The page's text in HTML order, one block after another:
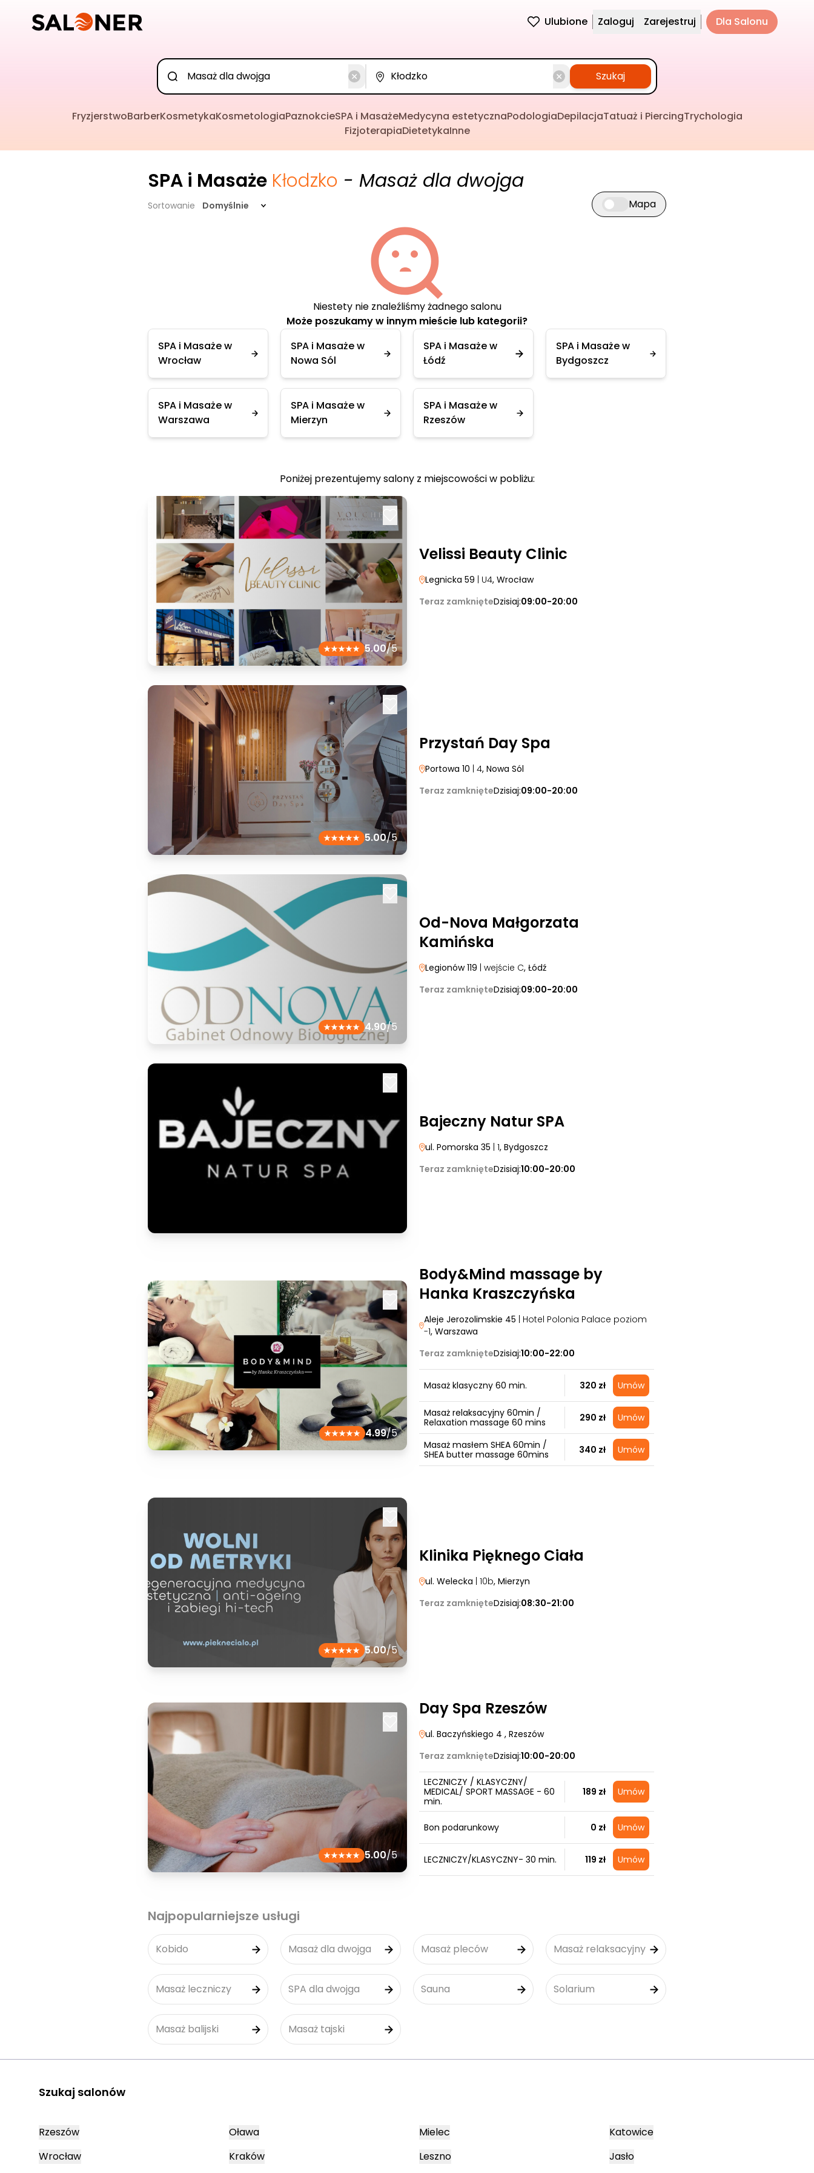
Ulubione Zaloguj Zarejestruj Dla Salonu
Szukaj
FryzjerstwoBarberKosmetykaKosmetologiaPaznokcieSPA i MasażeMedycyna estetycznaPodologiaDepilacjaTatuaż i PiercingTrychologia
FizjoterapiaDietetykaInne
SPA i Masaże Kłodzko - Masaż dla dwojga
Sortowanie Domyślnie Przełącz widok mapy
Mapa
Niestety nie znaleźliśmy żadnego salonu
Może poszukamy w innym mieście lub kategorii?
SPA i Masaże w
Wrocław
SPA i Masaże w
Nowa Sól
SPA i Masaże w
Łódź
SPA i Masaże w
Bydgoszcz
SPA i Masaże w
Warszawa
SPA i Masaże w
Mierzyn
SPA i Masaże w
Rzeszów
Poniżej prezentujemy salony z miejscowości w pobliżu:
5.00/5
Velissi Beauty Clinic
Legnicka 59 | U4, Wrocław
Teraz zamknięteDzisiaj:09:00-20:00
5.00/5
Przystań Day Spa
Portowa 10 | 4, Nowa Sól
Teraz zamknięteDzisiaj:09:00-20:00
4.90/5
Od-Nova Małgorzata
Kamińska
Legionów 119 | wejście C, Łódź
Teraz zamknięteDzisiaj:09:00-20:00
Bajeczny Natur SPA
ul. Pomorska 35 | 1, Bydgoszcz
Teraz zamknięteDzisiaj:10:00-20:00
4.99/5
Body&Mind massage by
Hanka Kraszczyńska
Aleje Jerozolimskie 45 | Hotel Polonia Palace poziom
-1, Warszawa
Teraz zamknięteDzisiaj:10:00-22:00
Masaż klasyczny 60 min. 320 zł Umów
Masaż relaksacyjny 60min /
Relaxation massage 60 mins
290 zł Umów
Masaż masłem SHEA 60min /
SHEA butter massage 60mins
340 zł Umów
5.00/5
Klinika Pięknego Ciała
ul. Welecka | 10b, Mierzyn
Teraz zamknięteDzisiaj:08:30-21:00
5.00/5
Day Spa Rzeszów
ul. Baczyńskiego 4 , Rzeszów
Teraz zamknięteDzisiaj:10:00-20:00
LECZNICZY / KLASYCZNY/
MEDICAL/ SPORT MASSAGE - 60
min.
189 zł Umów
Bon podarunkowy 0 zł Umów
LECZNICZY/KLASYCZNY- 30 min. 119 zł Umów
Najpopularniejsze usługi
Kobido Masaż dla dwojga Masaż pleców Masaż relaksacyjny
Masaż leczniczy SPA dla dwojga Sauna Solarium
Masaż balijski Masaż tajski
Szukaj salonów
Rzeszów
Wrocław
Oława
Kraków
Mielec
Leszno
Katowice
Jasło